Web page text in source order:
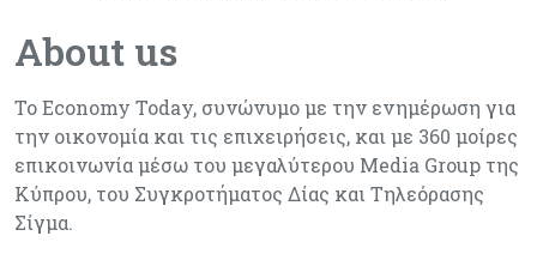
About us
Το Economy Today, συνώνυμο με την ενημέρωση για
την οικονομία και τις επιχειρήσεις, και με 360 μοίρες
επικοινωνία μέσω του μεγαλύτερου Media Group της
Κύπρου, του Συγκροτήματος Δίας και Τηλεόρασης
Σίγμα.